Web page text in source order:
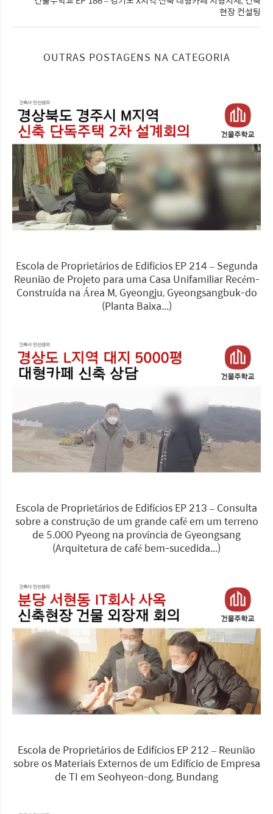
현장 컨설팅
OUTRAS POSTAGENS NA CATEGORIA
Escola de Proprietários de Edifícios EP 214 – Segunda
Reunião de Projeto para uma Casa Unifamiliar Recém-
Construída na Área M, Gyeongju, Gyeongsangbuk-do
(Planta Baixa...)
Escola de Proprietários de Edifícios EP 213 – Consulta
sobre a construção de um grande café em um terreno
de 5.000 Pyeong na província de Gyeongsang
(Arquitetura de café bem-sucedida...)
Escola de Proprietários de Edifícios EP 212 – Reunião
sobre os Materiais Externos de um Edifício de Empresa
de TI em Seohyeon-dong, Bundang